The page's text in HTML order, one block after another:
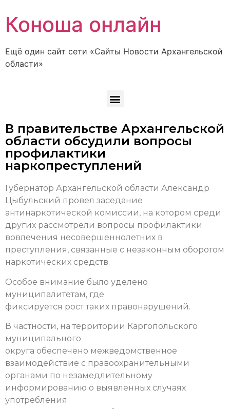
Коноша онлайн
Ещё один сайт сети «Сайты Новости Архангельской
области»
В правительстве Архангельской
области обсудили вопросы
профилактики
наркопреступлений
Губернатор Архангельской области Александр
Цыбульский провел заседание
антинаркотической комиссии, на котором среди
других рассмотрели вопросы профилактики
вовлечения несовершеннолетних в
преступления, связанные с незаконным оборотом
наркотических средств.
Особое внимание было уделено
муниципалитетам, где
фиксируется рост таких правонарушений.
В частности, на территории Каргопольского
муниципального
округа обеспечено межведомственное
взаимодействие с правоохранительными
органами по незамедлительному
информированию о выявленных случаях
употребления